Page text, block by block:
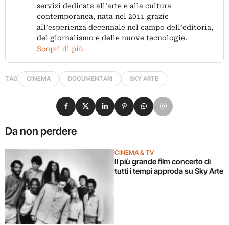
servizi dedicata all’arte e alla cultura
contemporanea, nata nel 2011 grazie
all’esperienza decennale nel campo dell’editoria,
del giornalismo e delle nuove tecnologie.
Scopri di più
TAG CINEMA DOCUMENTARI SKY ARTE
Da non perdere
CINEMA & TV
Il più grande film concerto di
tutti i tempi approda su Sky Arte
Condividi su Facebook
Condividi su X
Condividi su LinkedIn
Condividi su Pinterest
Condividi su WhatsApp
Condividi su Email